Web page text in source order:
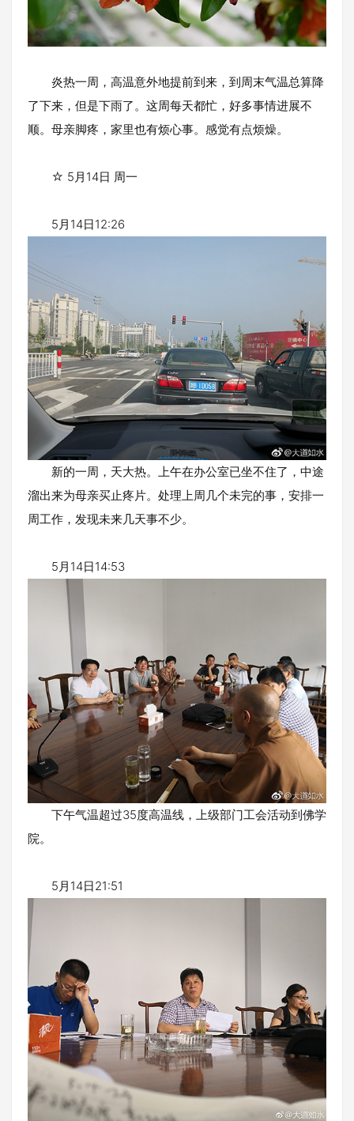
炎热一周，高温意外地提前到来，到周末气温总算降
了下来，但是下雨了。这周每天都忙，好多事情进展不
顺。母亲脚疼，家里也有烦心事。感觉有点烦燥。
☆ 5月14日 周一
5月14日12:26
新的一周，天大热。上午在办公室已坐不住了，中途
溜出来为母亲买止疼片。处理上周几个未完的事，安排一
周工作，发现未来几天事不少。
5月14日14:53
下午气温超过35度高温线，上级部门工会活动到佛学
院。
5月14日21:51